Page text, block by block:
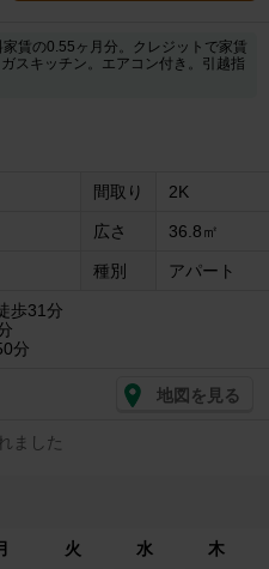
賃の0.55ヶ月分。クレジットで家賃
スキッチン。エアコン付き。引越指
間取り 2K
広さ 36.8㎡
種別 アパート
歩31分
分
地図を見る
ました
火 水
木